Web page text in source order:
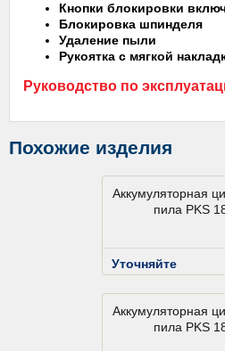
Кнопки блокировки
Блокировка шпинделя
Удаление пыли
Рукоятка с мягкой
Руководство по
Похожие изделия
Аккумуляторная
пила PKS
Уточняйте
Аккумуляторная
пила PKS